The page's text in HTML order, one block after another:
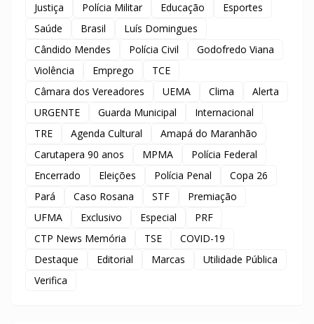
Justiça
Polícia Militar Educação
Esportes
Saúde
Brasil
Luís Domingues
Cândido Mendes
Polícia Civil
Godofredo Viana
Violência
Emprego
TCE
Câmara dos Vereadores
UEMA Clima
Alerta
URGENTE
Guarda Municipal
Internacional
TRE
Agenda Cultural
Amapá do Maranhão
Carutapera 90 anos
MPMA
Polícia Federal
Encerrado
Eleições Polícia Penal
Copa 26
Pará
Caso Rosana STF
Premiação
UFMA
Exclusivo Especial
PRF
CTP News Memória
TSE
COVID-19
Destaque
Editorial Marcas
Utilidade Pública
Verifica